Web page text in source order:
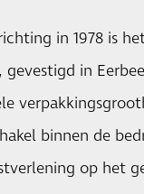
in 1978 is
gevestigd in
binnen de
op het